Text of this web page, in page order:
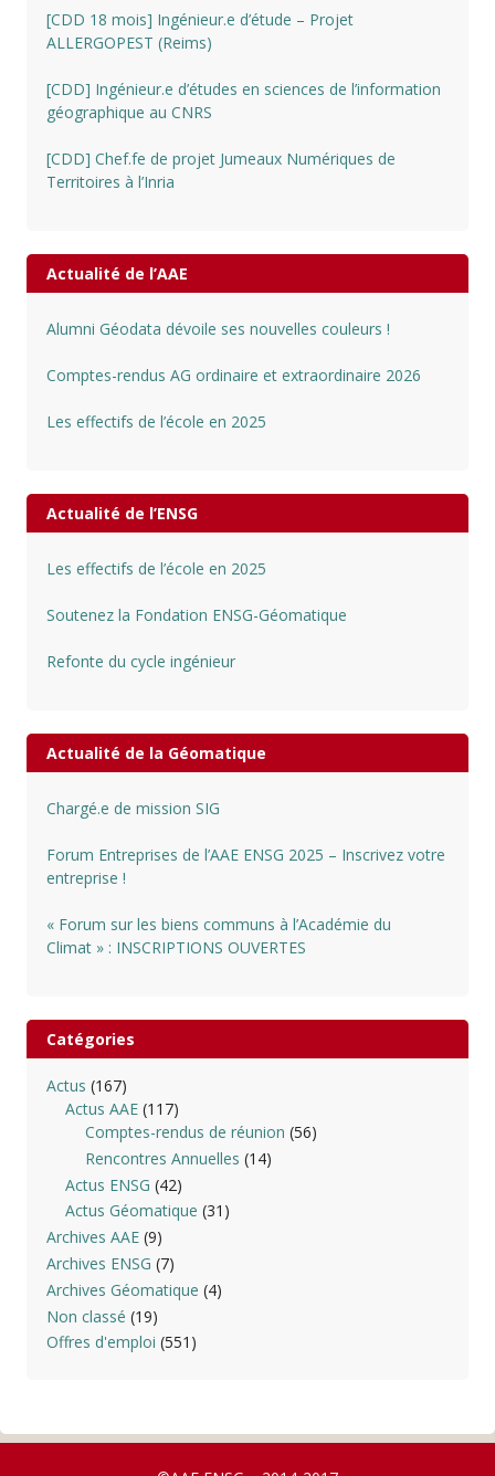
[CDD 18 mois] Ingénieur.e d’étude – Projet
ALLERGOPEST (Reims)
[CDD] Ingénieur.e d’études en sciences de l’information
géographique au CNRS
[CDD] Chef.fe de projet Jumeaux Numériques de
Territoires à l’Inria
Actualité de l’AAE
Alumni Géodata dévoile ses nouvelles couleurs !
Comptes-rendus AG ordinaire et extraordinaire 2026
Les effectifs de l’école en 2025
Actualité de l’ENSG
Les effectifs de l’école en 2025
Soutenez la Fondation ENSG-Géomatique
Refonte du cycle ingénieur
Actualité de la Géomatique
Chargé.e de mission SIG
Forum Entreprises de l’AAE ENSG 2025 – Inscrivez votre
entreprise !
« Forum sur les biens communs à l’Académie du
Climat » : INSCRIPTIONS OUVERTES
Catégories
Actus (167)
Actus AAE (117)
Comptes-rendus de réunion (56)
Rencontres Annuelles (14)
Actus ENSG (42)
Actus Géomatique (31)
Archives AAE(9)
Archives ENSG (7)
Archives Géomatique (4)
Non classé (19)
Offres d'emploi (551)